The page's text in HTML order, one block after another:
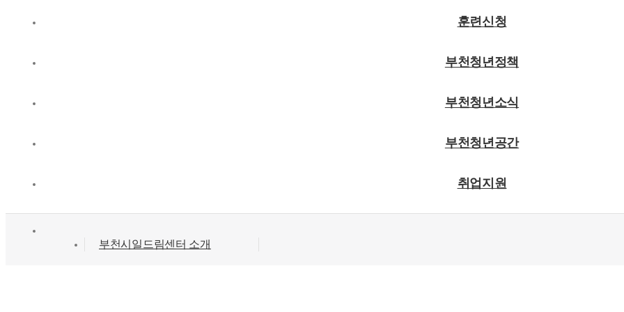
훈련신청
부천청년정책
부천청년소식
부천청년공간
취업지원
부천시일드림센터 소개